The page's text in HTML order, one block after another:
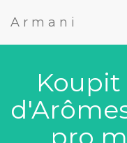
Armani
Koupit
pro